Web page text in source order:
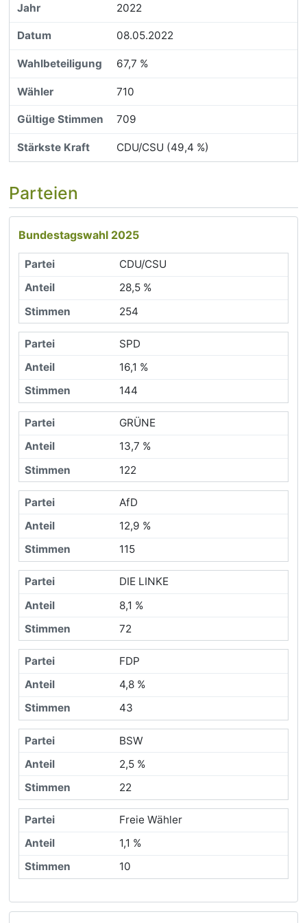
2022
08.05.2022
67,7 %
710
709
CDU/CSU (49,4 %)
Parteien
Bundestagswahl 2025
CDU/CSU
28,5 %
254
SPD
16,1 %
144
GRÜNE
13,7 %
122
AfD
12,9 %
115
DIE LINKE
8,1 %
72
FDP
4,8 %
43
BSW
2,5 %
22
Freie Wähler
1,1 %
10